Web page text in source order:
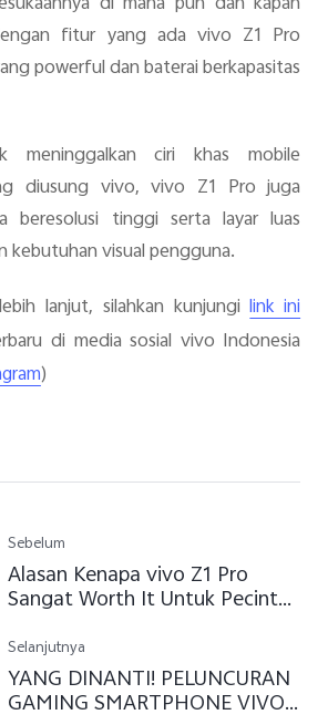
fitur yang ada vivo Z1 Pro
powerful dan baterai berkapasitas
meninggalkan ciri khas mobile
diusung vivo, vivo Z1 Pro juga
beresolusi tinggi serta layar luas
kebutuhan visual pengguna.
lanjut, silahkan kunjungilink ini
di media sosial vivo Indonesia
)
Sebelum
Alasan Kenapa vivo Z1 Pro
Sangat Worth It Untuk Pecinta
Selanjutnya
YANG DINANTI! PELUNCURAN
GAMING SMARTPHONE VIVO